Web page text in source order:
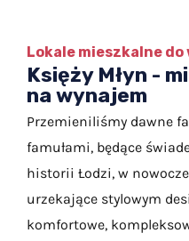
Lokale mieszkalne do
Księży Młyn -
na wynajem
Przemieniliśmy dawne
famułami, będące
historii Łodzi, w
urzekające stylowym
komfortowe,